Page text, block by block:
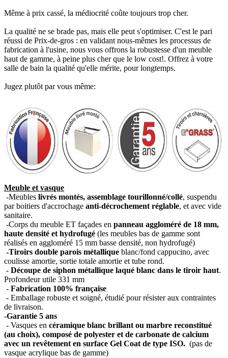
Même à prix cassé, la médiocrité coûte toujours trop cher.
La qualité ne se brade pas, mais elle peut s'optimiser. C'est le pari
réussi de Prix-de-gros : en validant nous-mêmes les processus de
fabrication à l'usine, nous vous offrons la robustesse d'un meuble
haut de gamme, à peine plus cher que le low cost!. Offrez à votre
salle de bain la qualité qu'elle mérite, pour longtemps.
Jugez plutôt par vous même:
Meuble et vasque
-Meubles livrés montés, assemblage tourillonné/collé, suspendu
par boitiers d'accrochage anti-décrochement réglable, et avec vide
sanitaire.
-Corps du meuble ET façades en panneau aggloméré de 18 mm,
haute densité et hydrofugé (les meubles bas de gamme sont
réalisés en aggloméré 15 mm basse densité, non hydrofugé)
-Tiroirs double parois métallique blanc/fond cappucino, avec
coulisse amortie, sortie totale amortie et tube rond.
- Découpe de siphon métallique laqué blanc dans le tiroir haut.
Profondeur utile 331 mm
- Fabrication 100% française
- Emballage robuste et soigné, étudié pour résister aux contraintes
de livraison.
-Garantie 5 ans
- Vasques en céramique blanc brillant ou marbre reconstitué
(au choix), composé de polyester et de carbonate de calcium
avec un revêtement en surface Gel Coat de type ISO. (pas de
vasque acrylique bas de gamme)